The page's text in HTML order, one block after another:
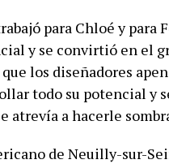
para Chloé y para
y se convirtió en el
los diseñadores
todo su potencial y
atrevía a hacerle
de Neuilly-sur-